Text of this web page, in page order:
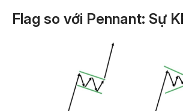
Flag so với Pennant: Sự